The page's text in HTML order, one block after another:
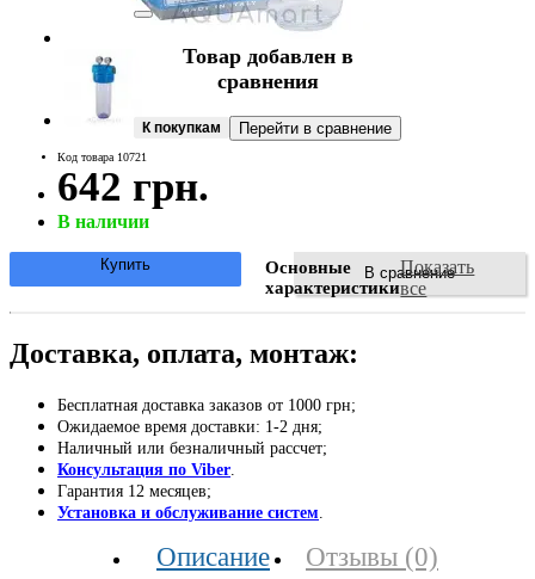
Код товара 10721
642 грн.
В наличии
В сравнение
Купить
Основные
характеристики
Показать
все
Доставка, оплата, монтаж:
Бесплатная доставка заказов от 1000 грн;
Ожидаемое время доставки: 1-2 дня;
Наличный или безналичный рассчет;
Консультация по Viber
Гарантия 12 месяцев;
Установка и обслуживание систем
Описание Отзывы (0)
Товар добавлен в
сравнения
К покупкам Перейти в сравнение